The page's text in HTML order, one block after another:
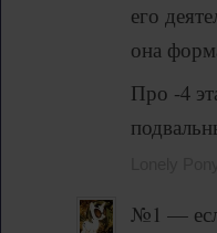
его
она
Про -4
№1 —